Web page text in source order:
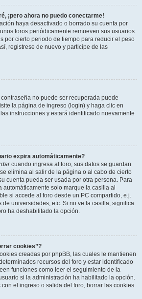
¡pero ahora no puedo conectarme!
haya desactivado o borrado su cuenta por
foros periódicamente remueven sus usuarios
por cierto periodo de tiempo para reducir el peso
registrese de nuevo y participe de las
contraseña no puede ser recuperada puede
la página de ingreso (login) y haga clic en
instrucciones y estará identificado nuevamente
expira automáticamente?
cuando ingresa al foro, sus datos se guardan
elimina al salir de la página o al cabo de cierto
cuenta pueda ser usada por otra persona. Para
automáticamente solo marque la casilla al
si accede al foro desde un PC compartido, e.j.
de universidades, etc. Si no ve la casilla, significa
ha deshabilitado la opción.
cookies”?
creadas por phpBB, las cuales le mantienen
recursos del foro y estar identificado
funciones como leer el seguimiento de la
si la administración ha habilitado la opción.
el ingreso o salida del foro, borrar las cookies